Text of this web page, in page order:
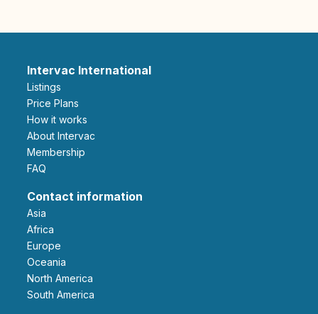
Intervac International
Listings
Price Plans
How it works
About Intervac
Membership
FAQ
Contact information
Asia
Africa
Europe
Oceania
North America
South America